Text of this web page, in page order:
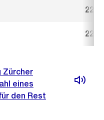
22.
22.
Zürcher
eines
den Rest